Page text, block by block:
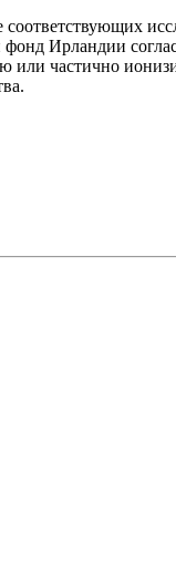
соответствующих
Ирландии
частично